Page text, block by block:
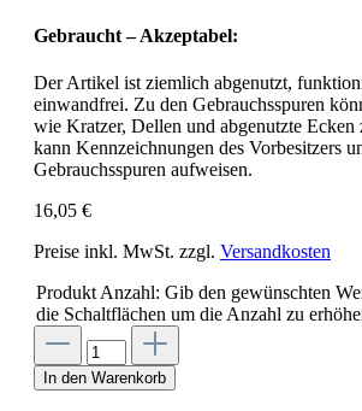
Gebraucht – Akzeptabel:
Der Artikel ist ziemlich abgenutzt,
einwandfrei. Zu den Gebrauchsspuren
wie Kratzer, Dellen und abgenutzte
kann Kennzeichnungen des Vorbesitzers
Gebrauchsspuren aufweisen.
16,05 €
Preise inkl. MwSt. zzgl. Versandkosten
Produkt Anzahl: Gib den gewünschten
die Schaltflächen um die Anzahl zu
In den Warenkorb